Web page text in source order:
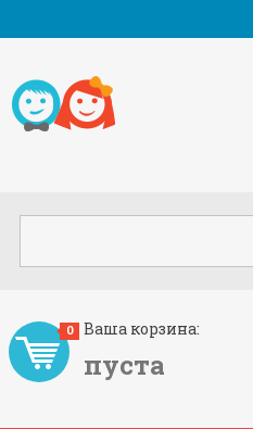
Ваша корзина:
пуста
0